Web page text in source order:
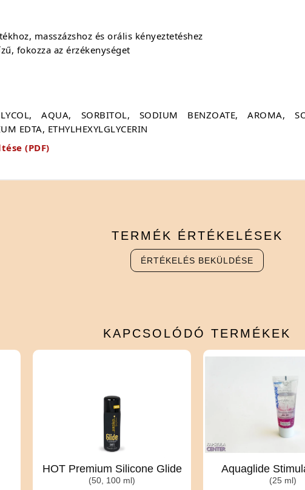
masszázshoz és orális kényeztetéshez
fokozza az érzékenységet
AQUA, SORBITOL, SODIUM BENZOATE, AROMA,
EDTA, ETHYLHEXYLGLYCERIN
(PDF)
TERMÉK ÉRTÉKELÉSEK
ÉRTÉKELÉS BEKÜLDÉSE
KAPCSOLÓDÓ TERMÉKEK
HOT Premium Silicone Glide
(50, 100 ml)
Aquaglide
(25 ml)